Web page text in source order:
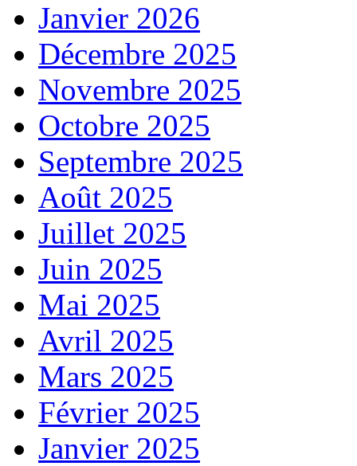
Janvier 2026
Décembre 2025
Novembre 2025
Octobre 2025
Septembre 2025
Août 2025
Juillet 2025
Juin 2025
Mai 2025
Avril 2025
Mars 2025
Février 2025
Janvier 2025